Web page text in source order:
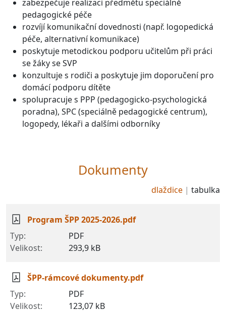
zabezpečuje realizaci předmětu speciálně
pedagogické péče
rozvíjí komunikační dovednosti (např. logopedická
péče, alternativní komunikace)
poskytuje metodickou podporu učitelům při práci
se žáky se SVP
konzultuje s rodiči a poskytuje jim doporučení pro
domácí podporu dítěte
spolupracuje s PPP (pedagogicko-psychologická
poradna), SPC (speciálně pedagogické centrum),
logopedy, lékaři a dalšími odborníky
Dokumenty
dlaždice tabulka
Program ŠPP 2025-2026.pdf
PDF
293,9 kB
ŠPP-rámcové dokumenty.pdf
PDF
123,07 kB